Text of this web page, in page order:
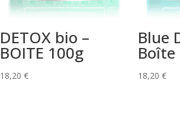
DETOX bio –
BOITE 100g
18,20 €
Blue
Boîte
18,20 €